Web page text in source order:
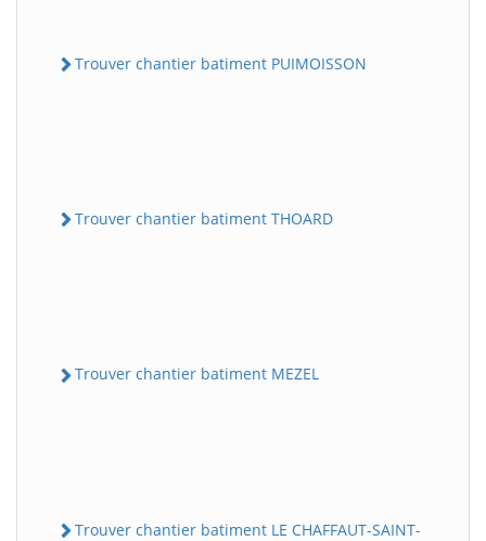
Trouver chantier batiment PUIMOISSON
Trouver chantier batiment THOARD
Trouver chantier batiment MEZEL
Trouver chantier batiment LE CHAFFAUT-SAINT-